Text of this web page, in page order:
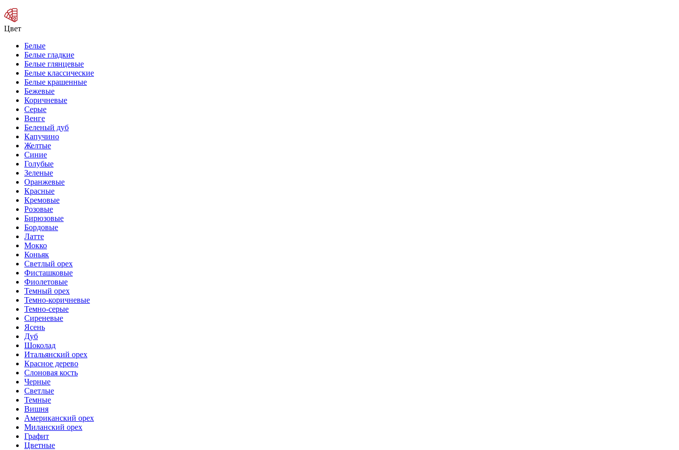
Цвет
Белые
Белые гладкие
Белые глянцевые
Белые классические
Белые крашенные
Бежевые
Коричневые
Серые
Венге
Беленый дуб
Капучино
Желтые
Синие
Голубые
Зеленые
Оранжевые
Красные
Кремовые
Розовые
Бирюзовые
Бордовые
Латте
Мокко
Коньяк
Светлый орех
Фисташковые
Фиолетовые
Темный орех
Темно-коричневые
Темно-серые
Сиреневые
Ясень
Дуб
Шоколад
Итальянский орех
Красное дерево
Слоновая кость
Черные
Светлые
Темные
Вишня
Американский орех
Миланский орех
Графит
Цветные